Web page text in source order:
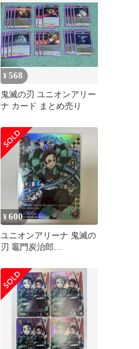
¥568
鬼滅の刃 ユニオンアリー
ナ カード まとめ売り
¥600
ユニオンアリーナ 鬼滅の
刃 竈門炭治郎